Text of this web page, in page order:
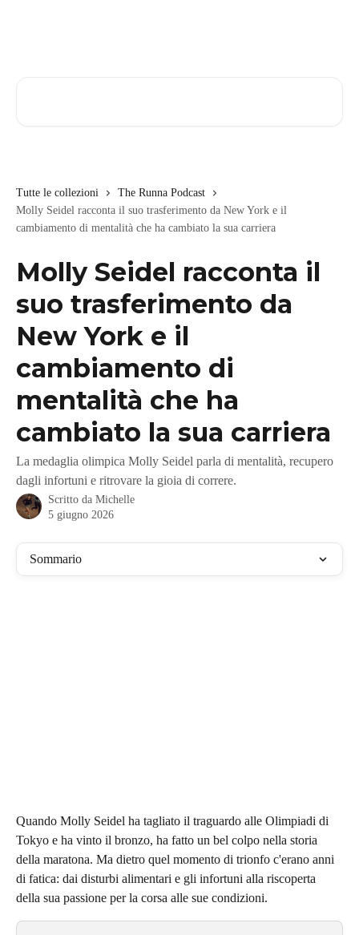
Tutte le collezioni
The Runna Podcast
Molly Seidel racconta il suo trasferimento da New York e il
cambiamento di mentalità che ha cambiato la sua carriera
Molly Seidel racconta il
suo trasferimento da
New York e il
cambiamento di
mentalità che ha
cambiato la sua carriera
La medaglia olimpica Molly Seidel parla di mentalità, recupero
dagli infortuni e ritrovare la gioia di correre.
Scritto da Michelle
5 giugno 2026
Sommario
Quando Molly Seidel ha tagliato il traguardo alle Olimpiadi di
Tokyo e ha vinto il bronzo, ha fatto un bel colpo nella storia
della maratona. Ma dietro quel momento di trionfo c'erano anni
di fatica: dai disturbi alimentari e gli infortuni alla riscoperta
della sua passione per la corsa alle sue condizioni.